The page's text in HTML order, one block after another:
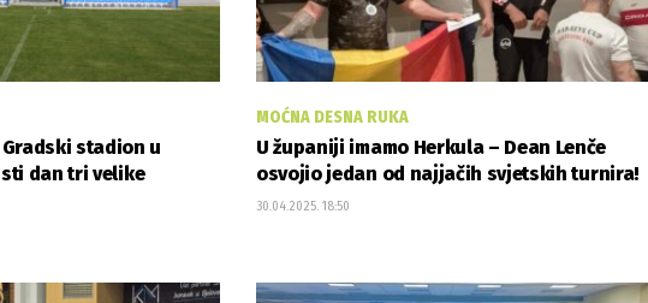
drugom poluvremenu
se od domaće
Uskrsni turnir rekreativaca pripao Šumarima
30.04.2025. 12:18
UČITAJ VIŠE